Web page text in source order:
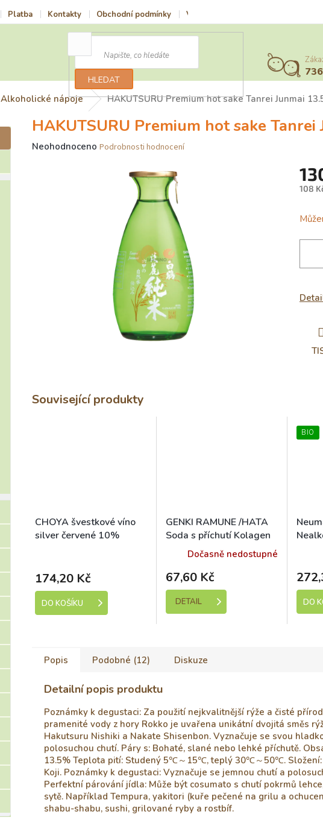
Platba Kontakty Obchodní podmínky Vrácení zboží a reklamace
HLEDAT
Alkoholické nápoje HAKUTSURU Premium hot sake Tanrei Junmai
HAKUTSURU Premium hot sake
Průměrné
Neohodnoceno Podrobnosti hodnocení
108
cena:
Související produkty
CHOYA švestkové víno
silver červené 10%
174,20 Kč
DO KOŠÍKU
GENKI RAMUNE /HATA
Soda s příchutí Kolagen
Liči 200ml
Dočasně nedostupné
67,60 Kč
DETAIL
BIO
DO
Popis Podobné (12) Diskuze
Detailní popis produktu
Poznámky k degustaci: Za použití nejkvalitnější rýže a čisté
pramenité vody z hory Rokko je uvařena unikátní dvojitá směs
Hakutsuru Nishiki a Nakate Shisenbon. Vyznačuje se svou
polosuchou chutí. Páry s: Bohaté, slané nebo lehké příchutě.
13.5% Teplota pití: Studený 5℃～15℃, teplý 30℃～50℃. Složení:
Koji. Poznámky k degustaci: Vyznačuje se jemnou chutí a
Perfektní párování jídla: Může být cosumato s chutí pokrmů
sytě. Například Tempura, yakitori (kuře pečené na grilu a
shabu-shabu, sushi, grilované ryby a rostbíf.